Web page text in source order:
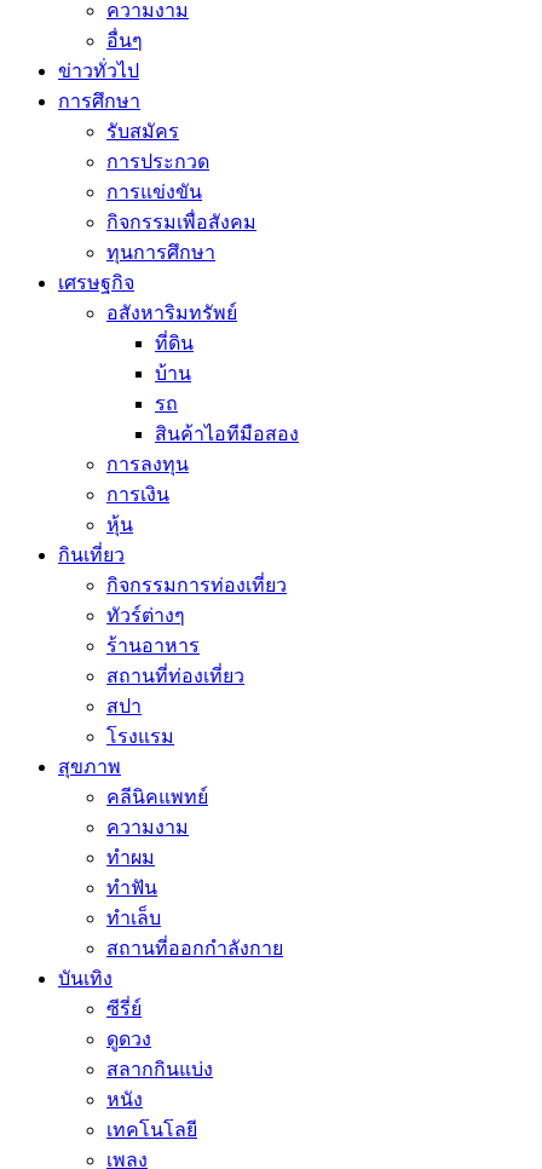
ความงาม
อื่นๆ
ข่าวทั่วไป
การศึกษา
รับสมัคร
การประกวด
การแข่งขัน
กิจกรรมเพื่อสังคม
ทุนการศึกษา
เศรษฐกิจ
อสังหาริมทรัพย์
ที่ดิน
บ้าน
รถ
สินค้าไอทีมือสอง
การลงทุน
การเงิน
หุ้น
กินเที่ยว
กิจกรรมการท่องเที่ยว
ทัวร์ต่างๆ
ร้านอาหาร
สถานที่ท่องเที่ยว
สปา
โรงแรม
สุขภาพ
คลีนิคแพทย์
ความงาม
ทำผม
ทำฟัน
ทำเล็บ
สถานที่ออกกำลังกาย
บันเทิง
ซีรี่ย์
ดูดวง
สลากกินแบ่ง
หนัง
เทคโนโลยี
เพลง